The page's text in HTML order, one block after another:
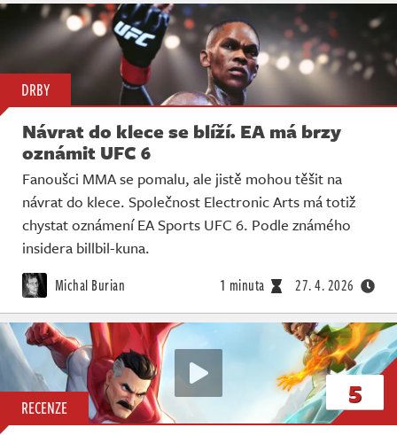
DRBY
Návrat do klece se blíží. EA má brzy
oznámit UFC 6
Fanoušci MMA se pomalu, ale jistě mohou těšit na
návrat do klece. Společnost Electronic Arts má totiž
chystat oznámení EA Sports UFC 6. Podle známého
insidera billbil-kuna.
Michal Burian 1 minuta 27. 4. 2026
RECENZE 5